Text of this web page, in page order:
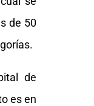
de 50
de
es en